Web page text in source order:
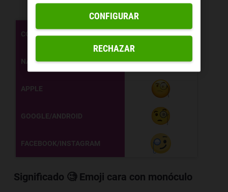
CÓDIGO
NAVEGADOR
APPLE
GOOGLE/ANDROID
FACEBOOK/INSTAGRAM
🧐
Significado 🧐Emoji cara con monóculo
RECHAZAR
CONFIGURAR